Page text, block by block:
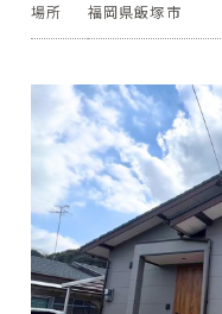
場所 福岡県飯塚市